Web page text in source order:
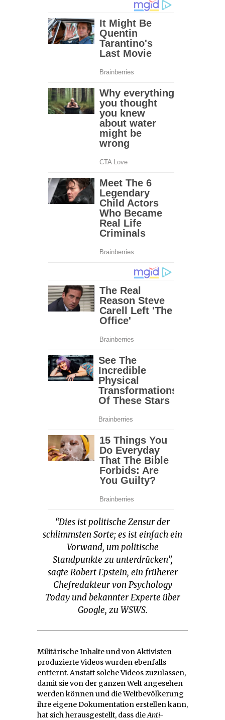
“Dies ist politische Zensur der
schlimmsten Sorte; es ist einfach ein
Vorwand, um politische
Standpunkte zu unterdrücken”,
sagte Robert Epstein, ein früherer
Chefredakteur von Psychology
Today und bekannter Experte über
Google, zu WSWS.
Militärische Inhalte und von Aktivisten
produzierte Videos wurden ebenfalls
entfernt. Anstatt solche Videos zuzulassen,
damit sie von der ganzen Welt angesehen
werden können und die Weltbevölkerung
ihre eigene Dokumentation erstellen kann,
hat sich herausgestellt, dass dieAnti-